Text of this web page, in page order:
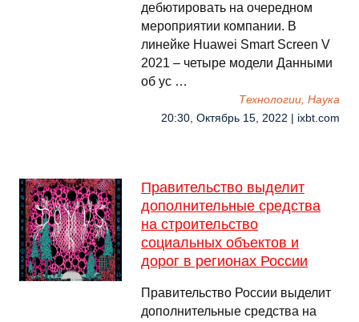
дебютировать на очередном
мероприятии компании. В
линейке Huawei Smart Screen V
2021 – четыре модели Данными
об ус …
Технологии, Наука
20:30, Октябрь 15, 2022 | ixbt.com
Правительство выделит
дополнительные средства
на строительство
социальных объектов и
дорог в регионах России
Правительство России выделит
дополнительные средства на